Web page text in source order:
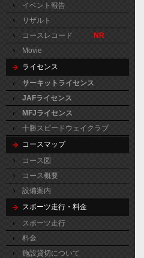
イベント報告
リザルト
コースレコード
NR
Movie
ライセンス
サーキットライセンス
JAFライセンス
MFJライセンス
十勝スピードウェイクラブ
コースマップ
コース図
コース概要
設備案内
スポーツ走行・料金
スポーツ走行
料金
施設貸切について